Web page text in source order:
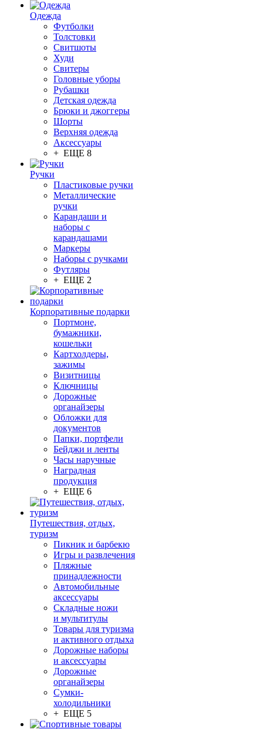
Одежда
Футболки
Толстовки
Свитшоты
Худи
Свитеры
Головные уборы
Рубашки
Детская одежда
Брюки и джоггеры
Шорты
Верхняя одежда
Аксессуары
+ ЕЩЕ 8
Ручки
Пластиковые ручки
Металлические
ручки
Карандаши и
наборы с
карандашами
Маркеры
Наборы с ручками
Футляры
+ ЕЩЕ 2
Корпоративные подарки
Портмоне,
бумажники,
кошельки
Картхолдеры,
зажимы
Визитницы
Ключницы
Дорожные
органайзеры
Обложки для
документов
Папки, портфели
Бейджи и ленты
Часы наручные
Наградная
продукция
+ ЕЩЕ 6
Путешествия, отдых,
туризм
Пикник и барбекю
Игры и развлечения
Пляжные
принадлежности
Автомобильные
аксессуары
Складные ножи
и мультитулы
Товары для туризма
и активного отдыха
Дорожные наборы
и аксессуары
Дорожные
органайзеры
Сумки-
холодильники
+ ЕЩЕ 5